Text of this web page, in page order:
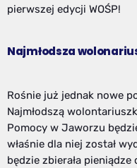
pierwszej edycji WOŚP!
Najmłodsza
Rośnie już jednak nowe
Najmłodszą
Pomocy w Jaworzu
właśnie dla niej został
będzie zbierała